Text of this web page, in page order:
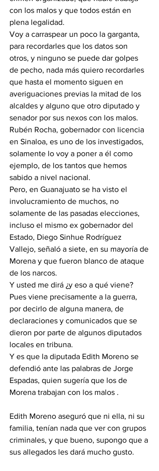
con los malos y que todos están en
plena legalidad.
Voy a carraspear un poco la garganta,
para recordarles que los datos son
otros, y ninguno se puede dar golpes
de pecho, nada más quiero recordarles
que hasta el momento siguen en
averiguaciones previas la mitad de los
alcaldes y alguno que otro diputado y
senador por sus nexos con los malos.
Rubén Rocha, gobernador con licencia
en Sinaloa, es uno de los investigados,
solamente lo voy a poner a él como
ejemplo, de los tantos que hemos
sabido a nivel nacional.
Pero, en Guanajuato se ha visto el
involucramiento de muchos, no
solamente de las pasadas elecciones,
incluso el mismo ex gobernador del
Estado, Diego Sinhue Rodríguez
Vallejo, señaló a siete, en su mayoría de
Morena y que fueron blanco de ataque
de los narcos.
Y usted me dirá ¿y eso a qué viene?
Pues viene precisamente a la guerra,
por decirlo de alguna manera, de
declaraciones y comunicados que se
dieron por parte de algunos diputados
locales en tribuna.
Y es que la diputada Edith Moreno se
defendió ante las palabras de Jorge
Espadas, quien sugería que los de
Morena trabajan con los malos .
Edith Moreno aseguró que ni ella, ni su
familia, tenían nada que ver con grupos
criminales, y que bueno, supongo que a
sus allegados les dará mucho gusto.